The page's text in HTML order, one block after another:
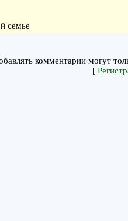
семье
комментарии могут
[